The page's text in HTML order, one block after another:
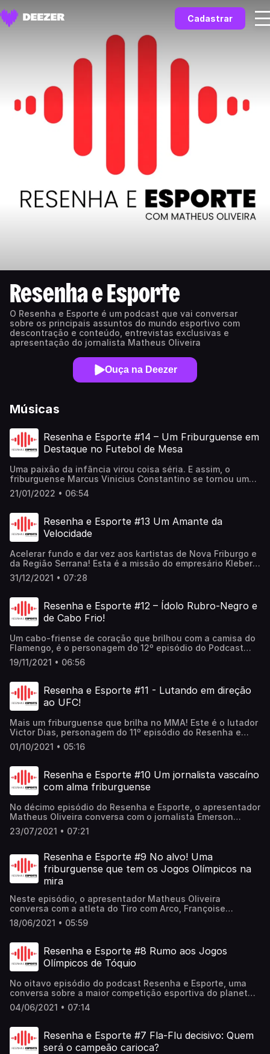
Cadastrar
Resenha e Esporte
O Resenha e Esporte é um podcast que vai conversar
sobre os principais assuntos do mundo esportivo com
descontração e conteúdo, entrevistas exclusivas e
apresentação do jornalista Matheus Oliveira
Ouça na Deezer
Músicas
Resenha e Esporte #14 – Um Friburguense em
Destaque no Futebol de Mesa
Uma paixão da infância virou coisa séria. E assim, o
friburguense Marcus Vinicius Constantino se tornou um
craque do futebol de mesa. No bate-papo, o personagem
do 14º episódio do Resenha e Esporte falou sobre o
títulos conquistados.
21/01/2022 • 06:54
Resenha e Esporte #13 Um Amante da
Velocidade
Acelerar fundo e dar vez aos kartistas de Nova Friburgo e
da Região Serrana! Esta é a missão do empresário Kleber
Tavares presidente da Associação Friburguense de Kart e
personagem do 13º episódio do podcast Resenha e
31/12/2021 • 07:28
Resenha e Esporte #12 – Ídolo Rubro-Negro e
de Cabo Frio!
Um cabo-friense de coração que brilhou com a camisa do
Flamengo, é o personagem do 12º episódio do Podcast
Resenha e Esporte! Trata-se do lateral Leandro, eterno
ídolo do clube carioca e que nunca escondeu seu amor
marcantes da carreira e sua ligação com o município da
Região dos Lagos!
19/11/2021 • 06:56
Resenha e Esporte #11 - Lutando em direção
ao UFC!
Mais um friburguense que brilha no MMA! Este é o lutador
Victor Dias, personagem do 11º episódio do Resenha e
Esporte! No bate-papo, ele fala sobre o início da carreira,
a conquista do cinturão do peso-mosca do Titan FC e o
01/10/2021 • 05:16
Resenha e Esporte #10 Um jornalista vascaíno
com alma friburguense
No décimo episódio do Resenha e Esporte, o apresentador
Matheus Oliveira conversa com o jornalista Emerson
Rocha, que passou por grandes rádios do Rio de Janeiro e
veio morar em Nova Friburgo.No bate-papo, Emerson fala
mantém no Youtube dedicado aos torcedores do seu time
do coração, o Vasco da Gama
23/07/2021 • 07:21
Resenha e Esporte #9 No alvo! Uma
friburguense que tem os Jogos Olímpicos na
mira
Neste episódio, o apresentador Matheus Oliveira
conversa com a atleta do Tiro com Arco, Françoise
Villeneuve. Moradora de Nova Friburgo, ela falou sobre a
carreira e o sonho de disputar as Olimpíadas de Paris-
18/06/2021 • 05:59
Resenha e Esporte #8 Rumo aos Jogos
Olímpicos de Tóquio
No oitavo episódio do podcast Resenha e Esporte, uma
conversa sobre a maior competição esportiva do planeta.
O apresentador Matheus Oliveira conversa com a
correspondente internacional Anna Olivia Wermelinger. No
experiência no país oriental e a expectativa para as
Olimpíadas na capital japonesa
04/06/2021 • 07:14
Resenha e Esporte #7 Fla-Flu decisivo: Quem
será o campeão carioca?